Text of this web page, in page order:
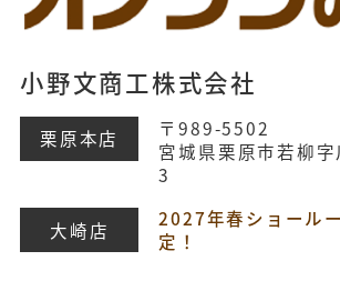
小野文商工株式会社
栗原本店
〒989-5502
宮城県栗原市若柳
3
大崎店
2027年春ショール
定！